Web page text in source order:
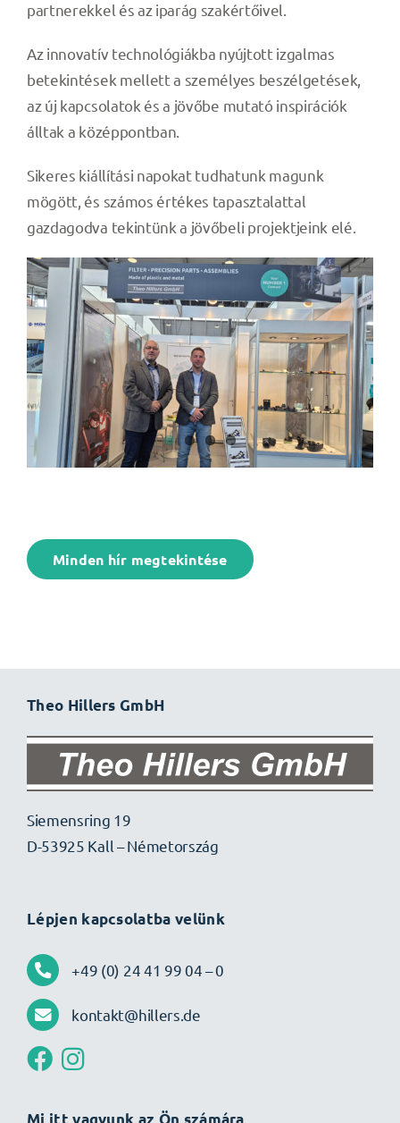
partnerekkel és az iparág szakértőivel.
Az innovatív technológiákba nyújtott izgalmas
betekintések mellett a személyes beszélgetések,
az új kapcsolatok és a jövőbe mutató inspirációk
álltak a középpontban.
Sikeres kiállítási napokat tudhatunk magunk
mögött, és számos értékes tapasztalattal
gazdagodva tekintünk a jövőbeli projektjeink elé.
Minden hír megtekintése
Theo Hillers GmbH
Siemensring 19
D-53925 Kall – Németország
Lépjen kapcsolatba velünk
+49 (0) 24 41 99 04 – 0
kontakt@hillers.de
Mi itt vagyunk az Ön számára